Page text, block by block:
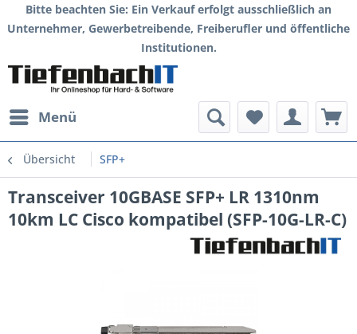
Bitte beachten Sie: Ein Verkauf erfolgt ausschließlich an
Unternehmer, Gewerbetreibende, Freiberufler und öffentliche
Institutionen.
Menü
Übersicht SFP+
Transceiver 10GBASE SFP+ LR 1310nm
10km LC Cisco kompatibel (SFP-10G-LR-C)